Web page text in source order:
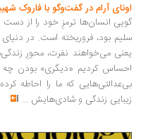
اونای آرام در گفت‌وگو با فاروک
گویی انسان‌ها ترمزِ خود را از دست
سلیم بود، فروریخته است. در
یعنی می‌خواهند نفرت، محورِ
احساس کردیم «دیگری» بودن چه
بی‌عدالتی‌هایی که ما را احاطه
زیبایی زندگی و شادی‌هایش ...